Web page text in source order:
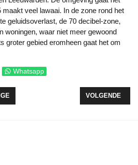
veel lawaai. In de zone rond het
geluidsoverlast, de 70 decibel-zone,
woningen, waar niet meer gewoond
groter gebied eromheen gaat het om
Whatsapp
ARTIKEL: WINNAAR LOZ KERSTDORP
VOLGENDE
VOLGENDE